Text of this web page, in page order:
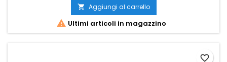
 Aggiungi al carrello
 Ultimi articoli in magazzino
favorite_border